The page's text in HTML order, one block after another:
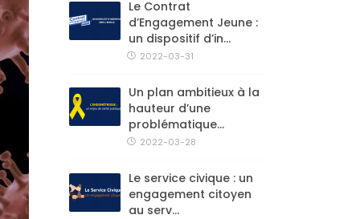
Le Contrat
d’Engagement Jeune :
un dispositif d’in...
2022-03-31
Un plan ambitieux à la
hauteur d’une
problématique...
2022-03-28
Le service civique : un
engagement citoyen
au serv...